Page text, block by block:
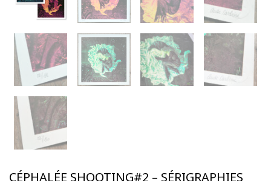
S'abonner à la NewsLetter
CÉPHALÉE SHOOTING#2 – SÉRIGRAPHIES